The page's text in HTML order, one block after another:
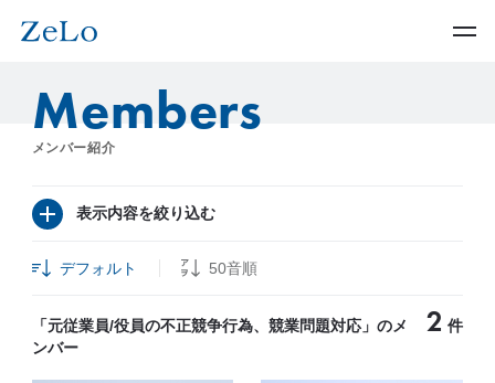
Members
メンバー紹介
表示内容を絞り込む
デフォルト 50音順
「元従業員/役員の不正競争行為、競業問題対応」のメ
ンバー
2 件